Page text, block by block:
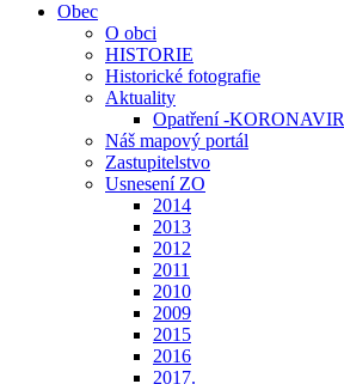
Obec
O obci
HISTORIE
Historické fotografie
Aktuality
Opatření -KORONAVIR
Náš mapový portál
Zastupitelstvo
Usnesení ZO
2014
2013
2012
2011
2010
2009
2015
2016
2017.